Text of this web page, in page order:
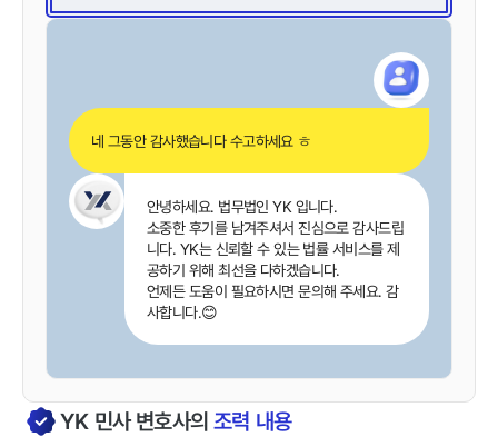
네 그동안 감사했습니다 수고하세요 ㅎ
안녕하세요. 법무법인 YK 입니다.
소중한 후기를 남겨주셔서 진심으로 감사드립
니다. YK는 신뢰할 수 있는 법률 서비스를 제
공하기 위해 최선을 다하겠습니다.
언제든 도움이 필요하시면 문의해 주세요. 감
사합니다.😊
YK 민사변호사의조력 내용